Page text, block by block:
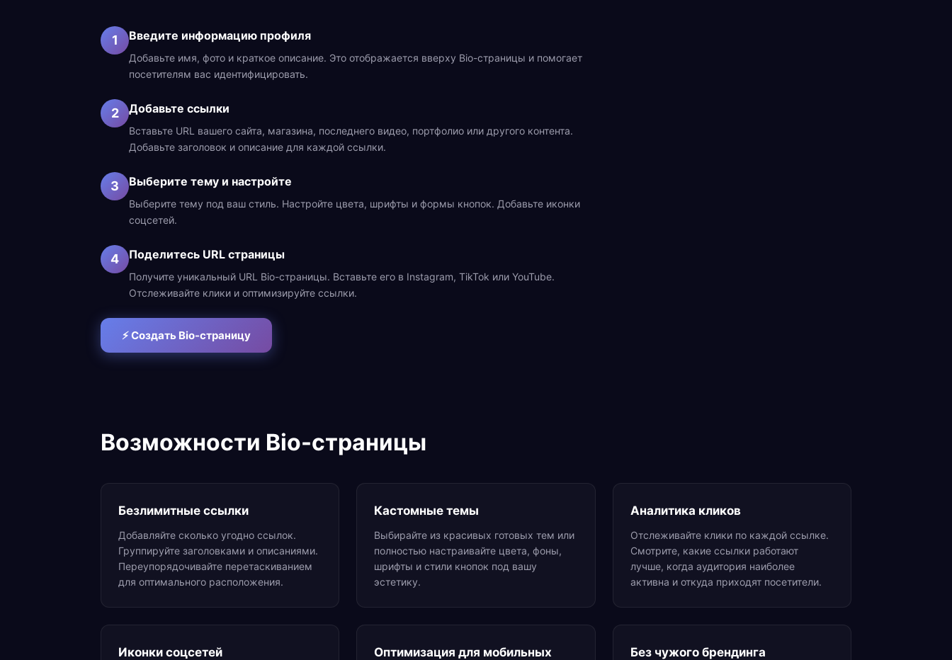
1 Введите информацию профиля
Добавьте имя, фото и краткое описание. Это отображается вверху Bio-страницы и помогает
посетителям вас идентифицировать.
2 Добавьте ссылки
Вставьте URL вашего сайта, магазина, последнего видео, портфолио или другого контента.
Добавьте заголовок и описание для каждой ссылки.
3 Выберите тему и настройте
Выберите тему под ваш стиль. Настройте цвета, шрифты и формы кнопок. Добавьте иконки
соцсетей.
4 Поделитесь URL страницы
Получите уникальный URL Bio-страницы. Вставьте его в Instagram, TikTok или YouTube.
Отслеживайте клики и оптимизируйте ссылки.
⚡ Создать Bio-страницу
Возможности Bio-страницы
Безлимитные ссылки
Добавляйте сколько угодно ссылок.
Группируйте заголовками и описаниями.
Переупорядочивайте перетаскиванием
для оптимального расположения.
Кастомные темы
Выбирайте из красивых готовых тем или
полностью настраивайте цвета, фоны,
шрифты и стили кнопок под вашу
эстетику.
Аналитика кликов
Отслеживайте клики по каждой ссылке.
Смотрите, какие ссылки работают
лучше, когда аудитория наиболее
активна и откуда приходят посетители.
Иконки соцсетей Оптимизация для мобильных Без чужого брендинга